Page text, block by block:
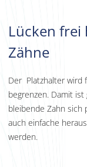
Lücken
Zähne
Der Platzhalter wird
begrenzen. Damit
bleibende Zahn sich
auch einfache
werden.